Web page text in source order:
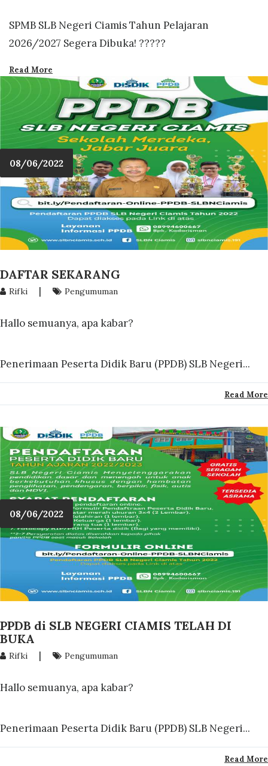
SPMB SLB Negeri Ciamis Tahun Pelajaran
2026/2027 Segera Dibuka! ?????
Read More
08/06/2022
DAFTAR SEKARANG
Rifki | Pengumuman
Hallo semuanya, apa kabar?
Penerimaan Peserta Didik Baru (PPDB) SLB Negeri...
Read More
08/06/2022
PPDB di SLB NEGERI CIAMIS TELAH DI
BUKA
Rifki | Pengumuman
Hallo semuanya, apa kabar?
Penerimaan Peserta Didik Baru (PPDB) SLB Negeri...
Read More